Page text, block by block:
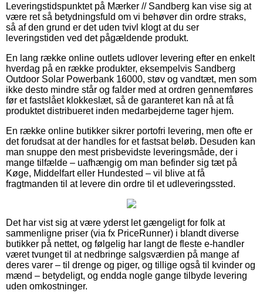
Leveringstidspunktet på Mærker // Sandberg kan vise sig at
være ret så betydningsfuld om vi behøver din ordre straks,
så af den grund er det uden tvivl klogt at du ser
leveringstiden ved det pågældende produkt.
En lang række online outlets udlover levering efter en enkelt
hverdag på en række produkter, eksempelvis Sandberg
Outdoor Solar Powerbank 16000, støv og vandtæt, men som
ikke desto mindre står og falder med at ordren gennemføres
før et fastslået klokkeslæt, så de garanteret kan nå at få
produktet distribueret inden medarbejderne tager hjem.
En række online butikker sikrer portofri levering, men ofte er
det forudsat at der handles for et fastsat beløb. Desuden kan
man snuppe den mest prisbevidste leveringsmåde, der i
mange tilfælde – uafhængig om man befinder sig tæt på
Køge, Middelfart eller Hundested – vil blive at få
fragtmanden til at levere din ordre til et udleveringssted.
Det har vist sig at være yderst let gængeligt for folk at
sammenligne priser (via fx PriceRunner) i blandt diverse
butikker på nettet, og følgelig har langt de fleste e-handler
været tvunget til at nedbringe salgsværdien på mange af
deres varer – til drenge og piger, og tillige også til kvinder og
mænd – betydeligt, og endda nogle gange tilbyde levering
uden omkostninger.